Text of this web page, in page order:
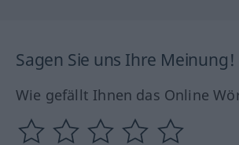
Sagen Sie uns Ihre Meinung!
Wie gefällt Ihnen das Online